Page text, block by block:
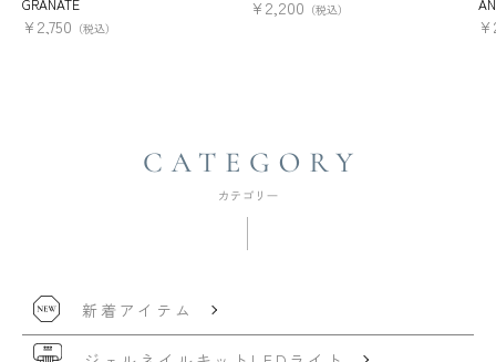
¥2,750 （税込）
¥2,200 （税込）
¥
新着アイテム